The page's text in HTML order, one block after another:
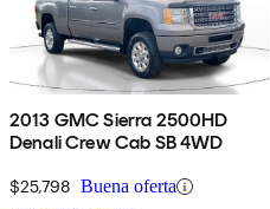
2013 GMC Sierra 2500HD
Denali Crew Cab SB 4WD
$25,798 Buena oferta